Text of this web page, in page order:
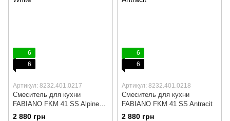
6
6
Артикул: 8232.401.0217
Смеситель для кухни
FABIANO FKM 41 SS Alpine
White
2 880 грн
6
6
Артикул: 8232.401.0218
Смеситель для кухни
FABIANO FKM 41 SS Antracit
2 880 грн